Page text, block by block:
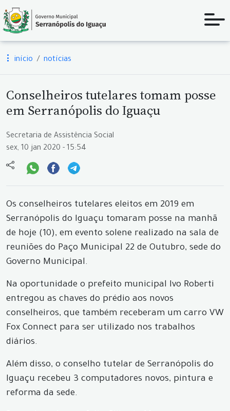
início notícias
Conselheiros tutelares tomam posse
em Serranópolis do Iguaçu
Secretaria de Assistência Social
sex, 10 jan 2020 - 15:54
Os conselheiros tutelares eleitos em 2019 em
Serranópolis do Iguaçu tomaram posse na manhã
de hoje (10), em evento solene realizado na sala de
reuniões do Paço Municipal 22 de Outubro, sede do
Governo Municipal.
Na oportunidade o prefeito municipal Ivo Roberti
entregou as chaves do prédio aos novos
conselheiros, que também receberam um carro VW
Fox Connect para ser utilizado nos trabalhos
diários.
Além disso, o conselho tutelar de Serranópolis do
Iguaçu recebeu 3 computadores novos, pintura e
reforma da sede.